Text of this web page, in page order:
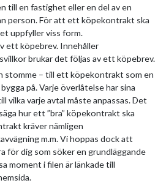
till en fastighet eller en del av en
person. För att ett köpekontrakt ska
uppfyller viss form.
ett köpebrev. Innehåller
brukar det följas av ett köpebrev.
stomme – till ett köpekontrakt som en
på. Varje överlåtelse har sina
vilka varje avtal måste anpassas. Det
hur ett ”bra” köpekontrakt ska
kräver nämligen
m.m. Vi hoppas dock att
för dig som söker en grundläggande
moment i filen är länkade till